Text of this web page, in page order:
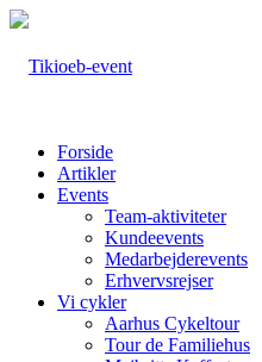
Forside
Artikler
Events
Team-aktiviteter
Kundeevents
Medarbejderevents
Erhvervsrejser
Vi cykler
Aarhus Cykeltour
Tour de Familiehus